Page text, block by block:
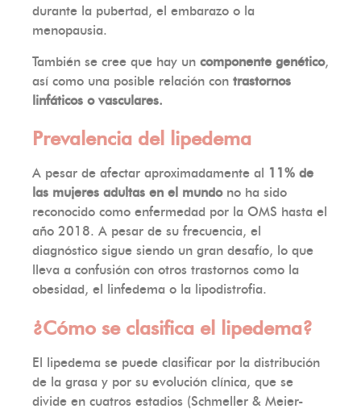
durante la pubertad, el embarazo o la
menopausia.
También se cree que hay un componente genético,
así como una posible relación con trastornos
linfáticos o vasculares.
Prevalencia del lipedema
A pesar de afectar aproximadamente al
11% de
las mujeres adultas en el mundono ha sido
reconocido como enfermedad por la OMS hasta el
año 2018. A pesar de su frecuencia, el
diagnóstico sigue siendo un gran desafío, lo que
lleva a confusión con otros trastornos como la
obesidad, el linfedema o la lipodistrofia.
¿Cómo se clasifica el lipedema?
El lipedema se puede clasificar por la distribución
de la grasa y por su evolución clínica, que se
divide en cuatros estadios (Schmeller & Meier-